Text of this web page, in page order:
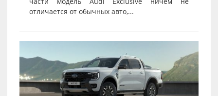
отличается от обычных авто,...